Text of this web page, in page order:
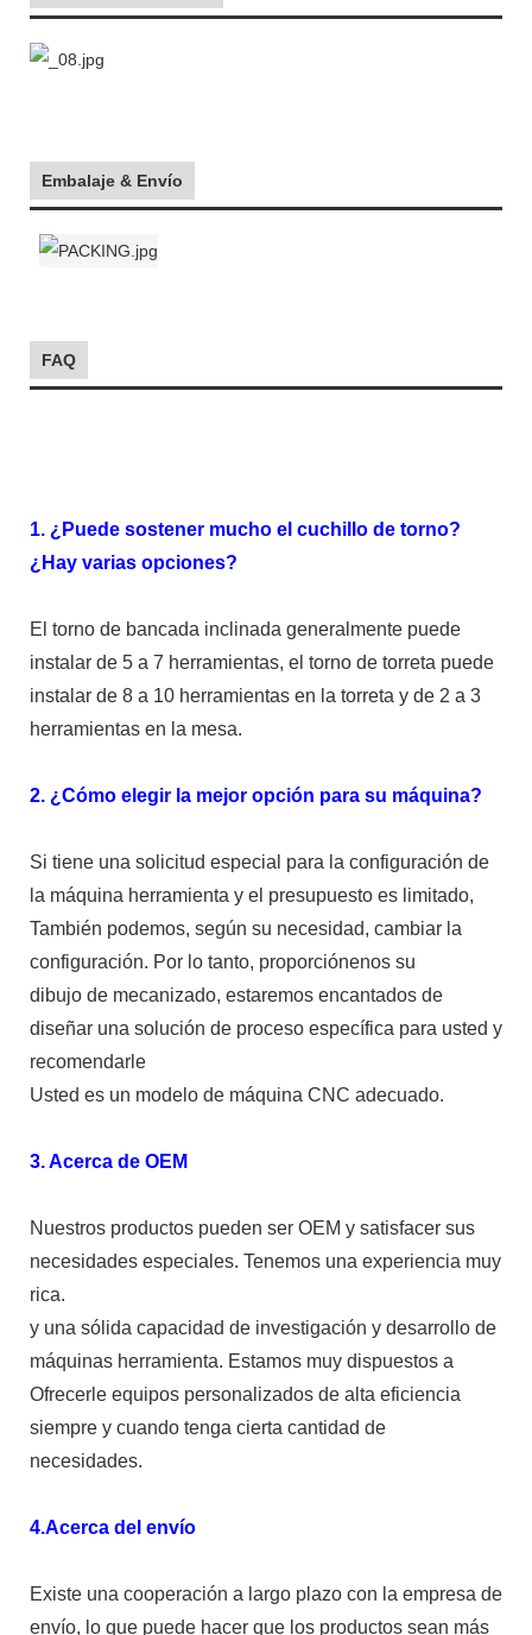
Embalaje & Envío
FAQ
1. ¿Puede sostener mucho el cuchillo de torno?
¿Hay varias opciones?
El torno de bancada inclinada generalmente puede
instalar de 5 a 7 herramientas, el torno de torreta puede
instalar de 8 a 10 herramientas en la torreta y de 2 a 3
herramientas en la mesa.
2. ¿Cómo elegir la mejor opción para su máquina?
Si tiene una solicitud especial para la configuración de
la máquina herramienta y el presupuesto es limitado,
También podemos, según su necesidad, cambiar la
configuración. Por lo tanto, proporciónenos su
dibujo de mecanizado, estaremos encantados de
diseñar una solución de proceso específica para usted y
recomendarle
Usted es un modelo de máquina CNC adecuado.
3. Acerca de OEM
Nuestros productos pueden ser OEM y satisfacer sus
necesidades especiales. Tenemos una experiencia muy
rica.
y una sólida capacidad de investigación y desarrollo de
máquinas herramienta. Estamos muy dispuestos a
Ofrecerle equipos personalizados de alta eficiencia
siempre y cuando tenga cierta cantidad de
necesidades.
4.Acerca del envío
Existe una cooperación a largo plazo con la empresa de
envío, lo que puede hacer que los productos sean más